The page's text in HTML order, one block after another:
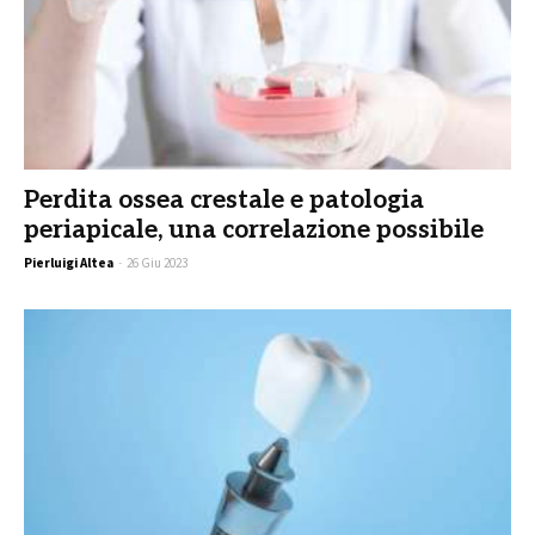
Perdita ossea crestale e patologia
periapicale, una correlazione possibile
Pierluigi Altea - 26 Giu 2023